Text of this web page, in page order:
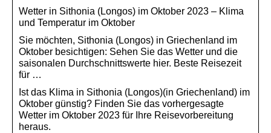
Wetter in Sithonia (Longos) im Oktober 2023 – Klima
und Temperatur im Oktober
Sie möchten, Sithonia (Longos) in Griechenland im
Oktober besichtigen: Sehen Sie das Wetter und die
saisonalen Durchschnittswerte hier. Beste Reisezeit
für …
Ist das Klima in Sithonia (Longos)(in Griechenland) im
Oktober günstig? Finden Sie das vorhergesagte
Wetter im Oktober 2023 für Ihre Reisevorbereitung
heraus.